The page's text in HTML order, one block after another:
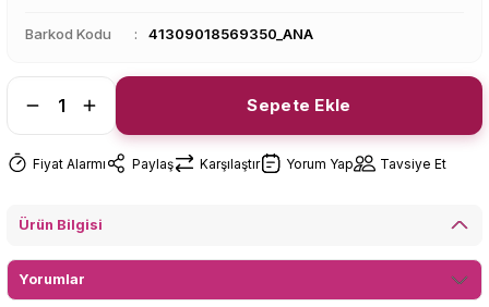
Barkod Kodu 41309018569350_ANA
Sepete Ekle
Fiyat Alarmı Paylaş Karşılaştır Yorum Yap Tavsiye Et
Ürün Bilgisi
Yorumlar